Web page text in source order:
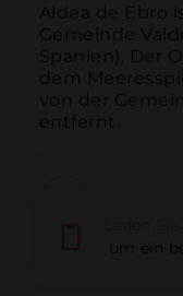
Aldea de Ebro
Gemeinde
Spanien). Der
dem
von der
entfernt.
um ein